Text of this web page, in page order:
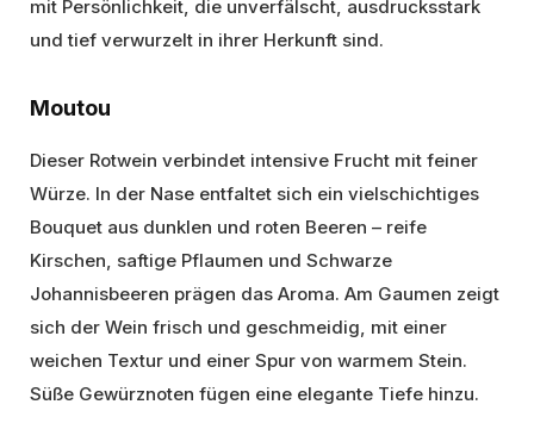
mit Persönlichkeit, die unverfälscht, ausdrucksstark
und tief verwurzelt in ihrer Herkunft sind.
Moutou
Dieser Rotwein verbindet intensive Frucht mit feiner
Würze. In der Nase entfaltet sich ein vielschichtiges
Bouquet aus dunklen und roten Beeren – reife
Kirschen, saftige Pflaumen und Schwarze
Johannisbeeren prägen das Aroma. Am Gaumen zeigt
sich der Wein frisch und geschmeidig, mit einer
weichen Textur und einer Spur von warmem Stein.
Süße Gewürznoten fügen eine elegante Tiefe hinzu.